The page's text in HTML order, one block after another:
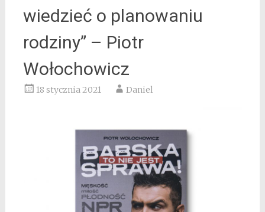
wiedzieć o planowaniu
rodziny” – Piotr
Wołochowicz
18 stycznia 2021 Daniel